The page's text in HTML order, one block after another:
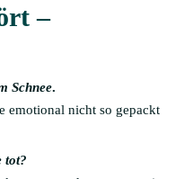
–
Schnee.
emotional nicht so gepackt
tot?